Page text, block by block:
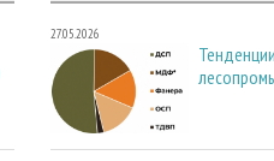
27.05.2026